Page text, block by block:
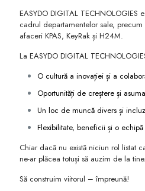
EASYDO DIGITAL TECHNOLOGIES
cadrul departamentelor sale,
afaceri KPAS, KeyRak și H24M.
La EASYDO DIGITAL
O cultură a inovației și a
Oportunități de creștere și
Un loc de muncă divers și
Flexibilitate, beneficii și o
Chiar dacă nu există niciun rol listat
ne-ar plăcea totuși să auzim de la tine.
Să construim viitorul – împreună!